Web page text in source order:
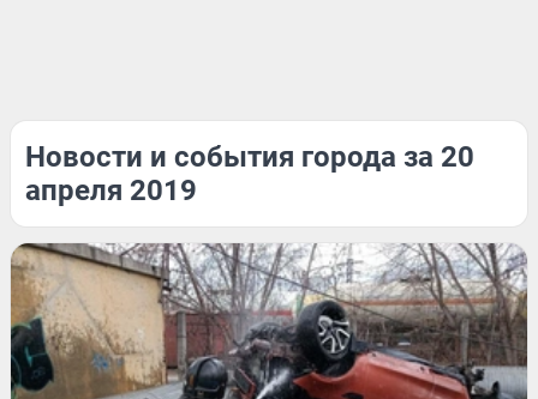
Новости и события города за 20
апреля 2019